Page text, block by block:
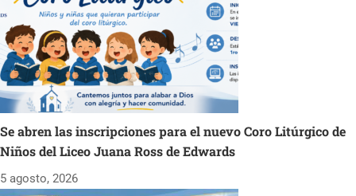
Se abren las inscripciones para el nuevo Coro Litúrgico de
Niños del Liceo Juana Ross de Edwards
5 agosto, 2026